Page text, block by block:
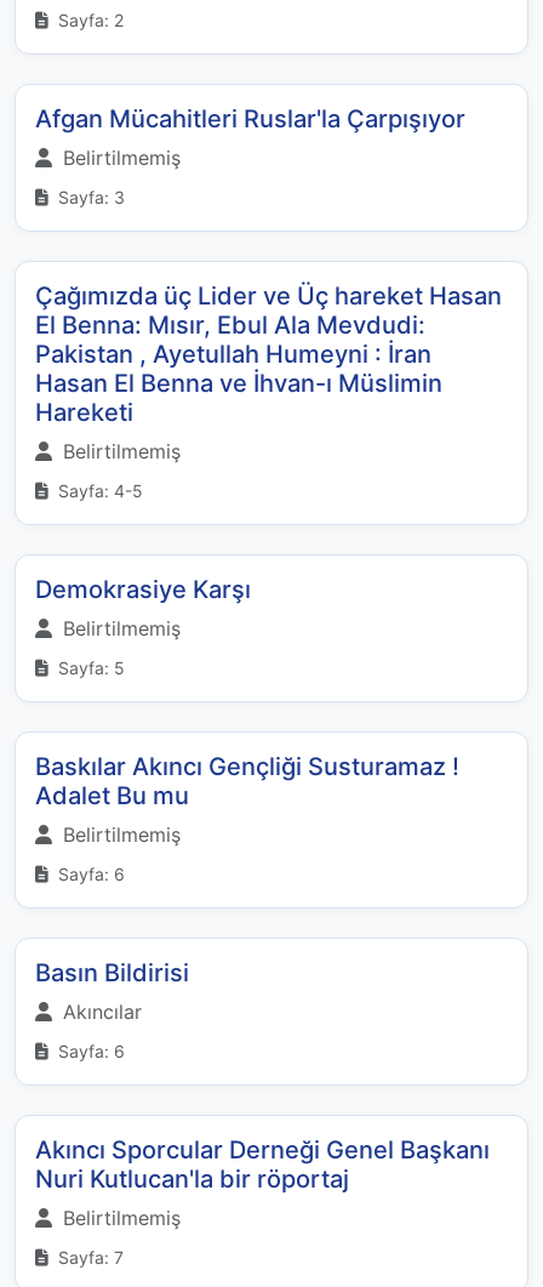
Sayfa: 2
Afgan Mücahitleri Ruslar'la Çarpışıyor
Belirtilmemiş
Sayfa: 3
Çağımızda üç Lider ve Üç hareket Hasan
El Benna: Mısır, Ebul Ala Mevdudi:
Pakistan , Ayetullah Humeyni : İran
Hasan El Benna ve İhvan-ı Müslimin
Hareketi
Belirtilmemiş
Sayfa: 4-5
Demokrasiye Karşı
Belirtilmemiş
Sayfa: 5
Baskılar Akıncı Gençliği Susturamaz !
Adalet Bu mu
Belirtilmemiş
Sayfa: 6
Basın Bildirisi
Akıncılar
Sayfa: 6
Akıncı Sporcular Derneği Genel Başkanı
Nuri Kutlucan'la bir röportaj
Belirtilmemiş
Sayfa: 7